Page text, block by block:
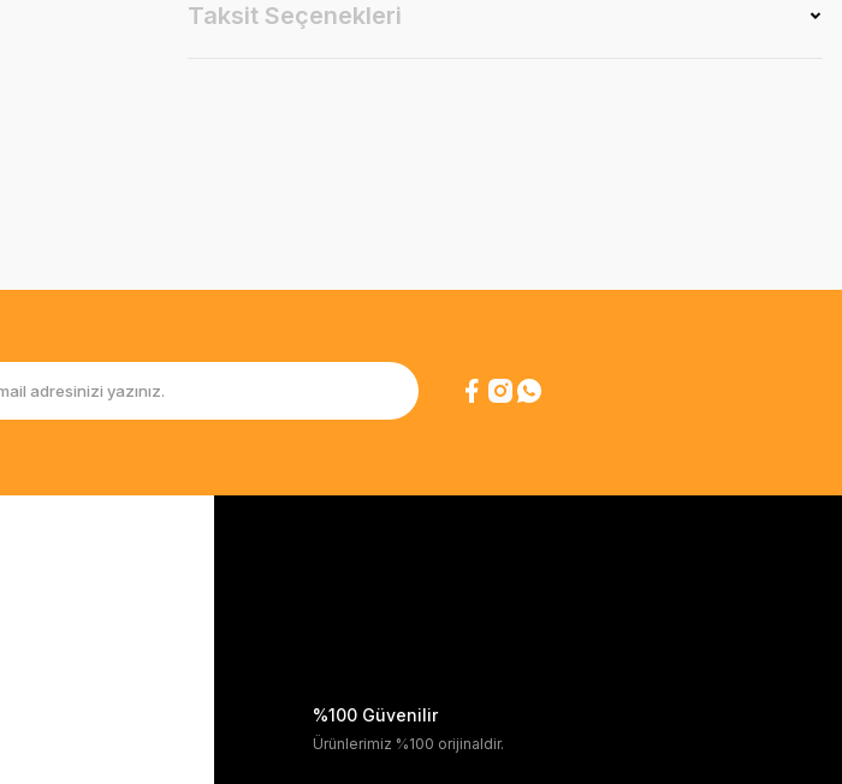
Taksit Seçenekleri
%100 Güvenilir
Ürünlerimiz %100 orijinaldir.